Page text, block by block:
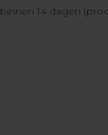
binnen 14 dagen